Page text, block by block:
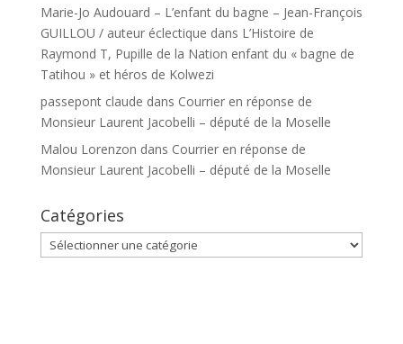
Marie-Jo Audouard – L’enfant du bagne – Jean-François
GUILLOU / auteur éclectique dans L’Histoire de
Raymond T, Pupille de la Nation enfant du « bagne de
Tatihou » et héros de Kolwezi
passepont claude dans Courrier en réponse de
Monsieur Laurent Jacobelli – député de la Moselle
Malou Lorenzon dans Courrier en réponse de
Monsieur Laurent Jacobelli – député de la Moselle
Catégories
Catégories